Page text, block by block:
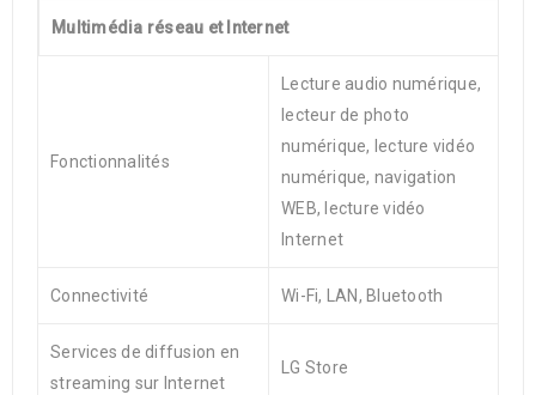
Multimédia réseau et Internet
Fonctionnalités
Lecture audio numérique,
lecteur de photo
numérique, lecture vidéo
numérique, navigation
WEB, lecture vidéo
Internet
Connectivité Wi-Fi, LAN, Bluetooth
Services de diffusion en
streaming sur Internet
LG Store